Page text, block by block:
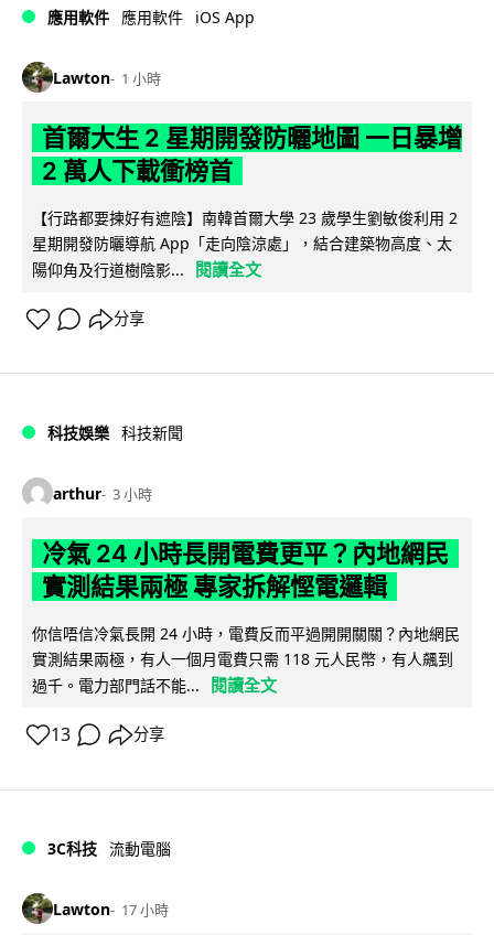
應用軟件 應用軟件 iOS App
Lawton 1 小時
首爾大生 2 星期開發防曬地圖 一日暴增
2 萬人下載衝榜首
【行路都要揀好有遮陰】南韓首爾大學 23 歲學生劉敏俊利用 2
星期開發防曬導航 App「走向陰涼處」，結合建築物高度、太
陽仰角及行道樹陰影...
閱讀全文
分享
科技娛樂 科技新聞
arthur 3 小時
冷氣 24 小時長開電費更平？內地網民
實測結果兩極 專家拆解慳電邏輯
你信唔信冷氣長開 24 小時，電費反而平過開開關關？內地網民
實測結果兩極，有人一個月電費只需 118 元人民幣，有人飆到
過千。電力部門話不能...
閱讀全文
13 分享
3C科技 流動電腦
Lawton 17 小時